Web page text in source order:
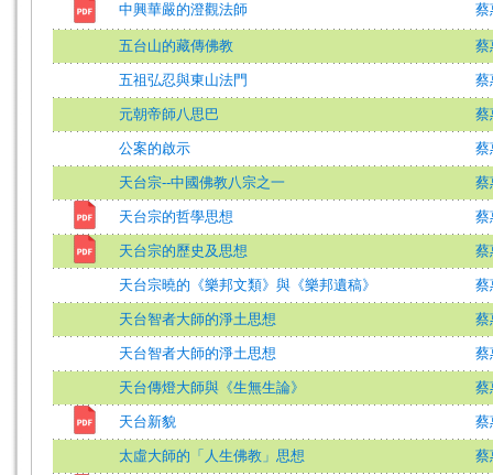
中興華嚴的澄觀法師 蔡
五台山的藏傳佛教 蔡
五祖弘忍與東山法門 蔡
元朝帝師八思巴 蔡
公案的啟示 蔡
天台宗--中國佛教八宗之一 蔡
天台宗的哲學思想 蔡
天台宗的歷史及思想 蔡
天台宗曉的《樂邦文類》與《樂邦遺稿》 蔡
天台智者大師的淨土思想 蔡
天台智者大師的淨土思想 蔡
天台傳燈大師與《生無生論》 蔡
天台新貌 蔡
太虛大師的「人生佛教」思想 蔡